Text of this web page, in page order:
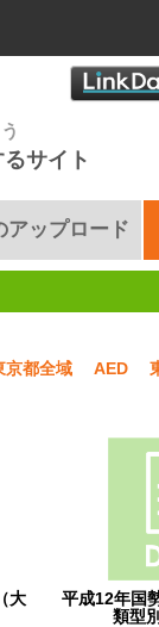
サイト
アップロード
京都全域 AED
大
平成12年国
類型